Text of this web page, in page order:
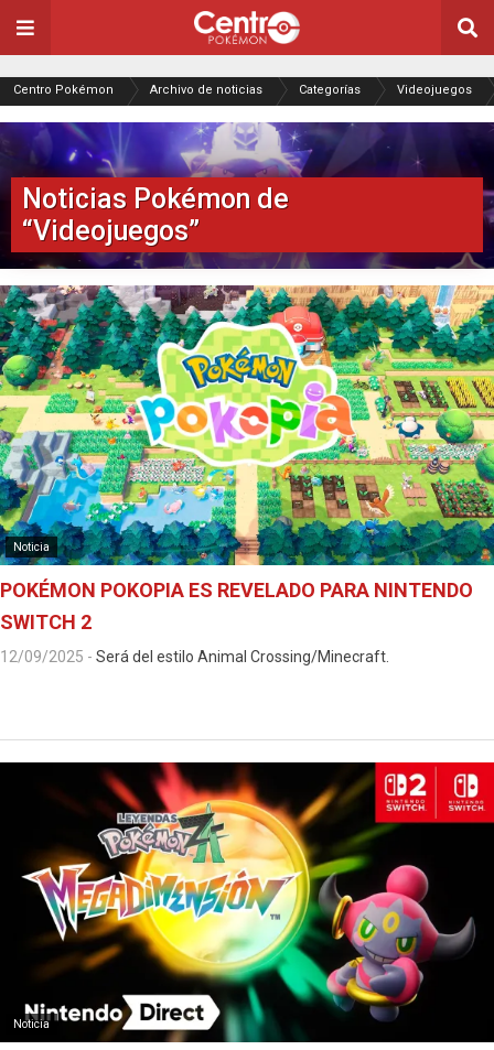
Centro Pokémon Archivo de noticias Categorías Videojuegos
Noticias Pokémon de
“Videojuegos”
Noticia
POKÉMON POKOPIA ES REVELADO PARA NINTENDO
SWITCH 2
12/09/2025 - Será del estilo Animal Crossing/Minecraft.
Noticia